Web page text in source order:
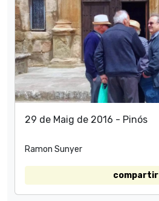
29 de Maig de 2016 - Pinós
Ramon Sunyer
compartir